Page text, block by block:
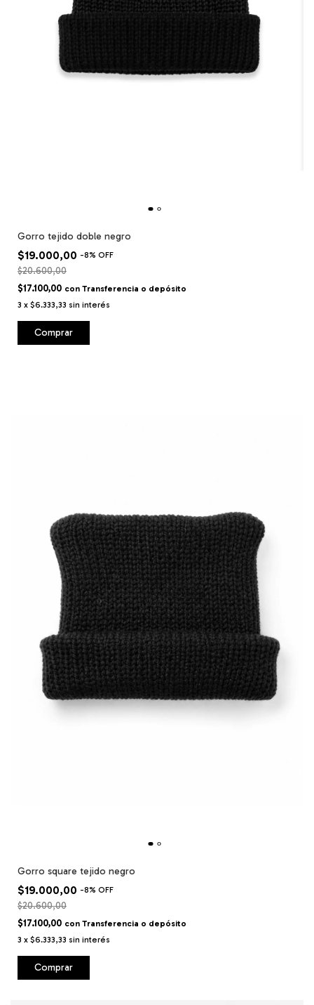
Gorro tejido doble negro
$19.000,00 -8% OFF
$20.600,00
$17.100,00 con Transferencia o depósito
3 x $6.333,33 sin interés
Gorro square tejido negro
$19.000,00 -8% OFF
$20.600,00
$17.100,00 con Transferencia o depósito
3 x $6.333,33 sin interés